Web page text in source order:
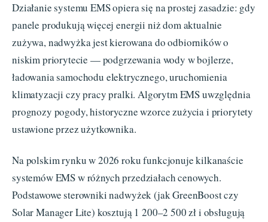
Działanie systemu EMS opiera się na prostej zasadzie: gdy
panele produkują więcej energii niż dom aktualnie
zużywa, nadwyżka jest kierowana do odbiorników o
niskim priorytecie — podgrzewania wody w bojlerze,
ładowania samochodu elektrycznego, uruchomienia
klimatyzacji czy pracy pralki. Algorytm EMS uwzględnia
prognozy pogody, historyczne wzorce zużycia i priorytety
ustawione przez użytkownika.
Na polskim rynku w 2026 roku funkcjonuje kilkanaście
systemów EMS w różnych przedziałach cenowych.
Podstawowe sterowniki nadwyżek (jak GreenBoost czy
Solar Manager Lite) kosztują 1 200–2 500 zł i obsługują